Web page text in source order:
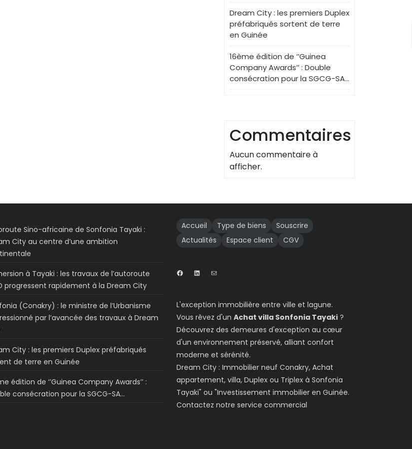
Dream City : les premiers Duplex
préfabriqués sortent de terre
en Guinée
16ème édition de ‘’Guinea
Company Awards’’ : Double
consécration pour la SGCG-SA…
Commentaires
Aucun commentaire à
afficher.
Sino-africaine de Sonfonia Tayaki :
City au centre d’une ambition
à Tayaki : les travaux de l’autoroute
progressent rapidement à la Dream City
(Conakry) : le ministre de l’Urbanisme
par l’avancée des travaux à Dream
City : les premiers Duplex préfabriqués
de terre en Guinée
édition de ‘’Guinea Company Awards’’ :
consécration pour la SGCG-SA…
Accueil Type de biens
Souscrire
Actualités
Espace client CGV
L'exception immobilière entre ville et lagune.
Vous rêvez d'un Achat villa Sonfonia Tayaki ?
Découvrez des demeures d'exception au cœur
d'un environnement préservé, alliant confort
moderne et sérénité.
Dream City : Immobilier neuf Conakry, Achat
appartement, villa, Duplex ou Triplex à Sonfonia
Tayaki" ou "Investissement immobilier en Guinée.
Contactez notre service commercial